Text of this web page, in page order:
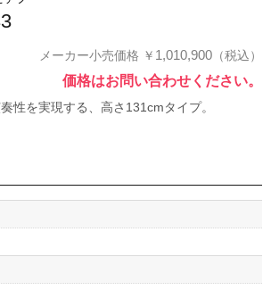
メーカー小売価格 ￥ 1,010,900 （税込）
価格はお問い合わせください。
性を実現する、高さ131cmタイプ。